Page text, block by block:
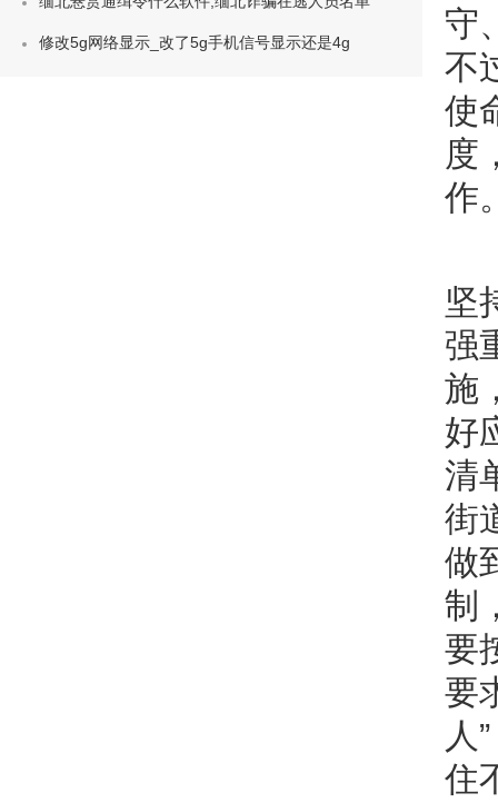
守
不
使
度
作
坚
强
施
好
清
街
做
制
要
要
人
住
修改5g网络显示_改了5g手机信号显示还是4g